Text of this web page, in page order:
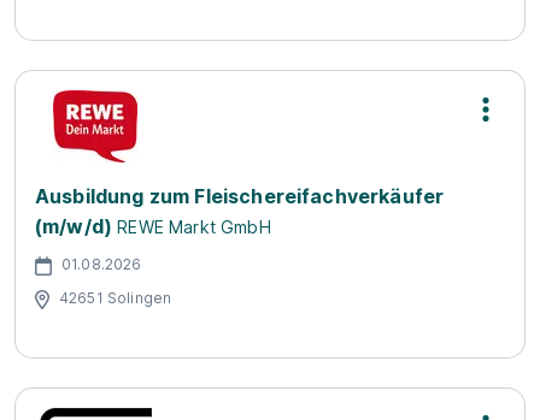
Ausbildung zum Fleischereifachverkäufer
(m/w/d) REWE Markt GmbH
01.08.2026
42651 Solingen